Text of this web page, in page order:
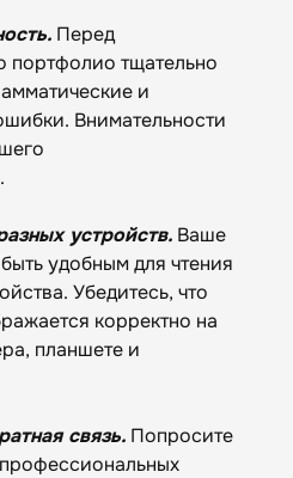
Перед
портфолио тщательно
и
Внимательности
устройств. Ваше
удобным для чтения
Убедитесь, что
корректно на
планшете и
связь. Попросите